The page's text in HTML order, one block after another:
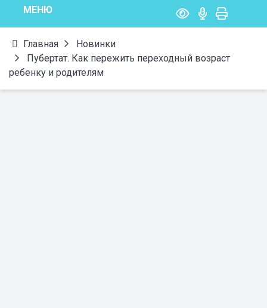
МЕНЮ
Главная
Новинки
Пубертат. Как пережить переходный возраст
ребенку и родителям